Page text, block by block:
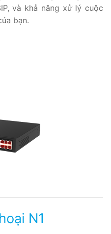
và khả năng xử lý cuộc
bạn.
N1